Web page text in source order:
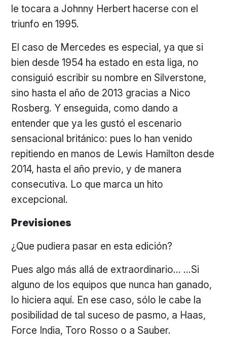
le tocara a Johnny Herbert hacerse con el
triunfo en 1995.
El caso de Mercedes es especial, ya que si
bien desde 1954 ha estado en esta liga, no
consiguió escribir su nombre en Silverstone,
sino hasta el año de 2013 gracias a Nico
Rosberg. Y enseguida, como dando a
entender que ya les gustó el escenario
sensacional británico: pues lo han venido
repitiendo en manos de Lewis Hamilton desde
2014, hasta el año previo, y de manera
consecutiva. Lo que marca un hito
excepcional.
Previsiones
¿Que pudiera pasar en esta edición?
Pues algo más allá de extraordinario… …Si
alguno de los equipos que nunca han ganado,
lo hiciera aquí. En ese caso, sólo le cabe la
posibilidad de tal suceso de pasmo, a Haas,
Force India, Toro Rosso o a Sauber.